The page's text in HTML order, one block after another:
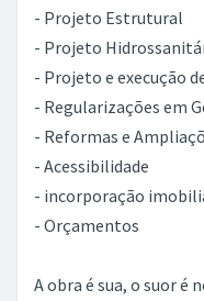
- Projeto Estrutural
- Projeto
- Projeto e execução
- Regularizações em
- Reformas e
- Acessibilidade
- incorporação
- Orçamentos
A obra é sua, o suor é